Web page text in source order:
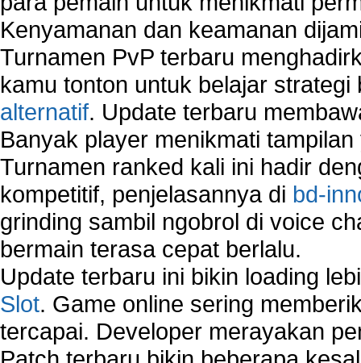
Kenyamanan dan keamanan
Turnamen PvP terbaru
kamu tonton untuk belajar
alternatif. Update terbaru
Banyak player menikmati
Turnamen ranked kali ini hadir
kompetitif, penjelasannya di bd-
grinding sambil ngobrol di voice
bermain terasa cepat berlalu.
Update terbaru ini bikin loading
Slot. Game online sering
tercapai. Developer merayakan